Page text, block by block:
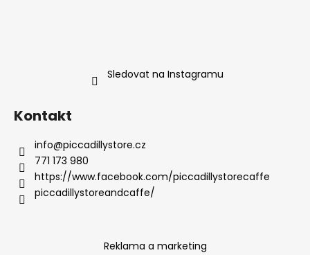
Sledovat na Instagramu
Kontakt
info@piccadillystore.cz
771 173 980
https://www.facebook.com/piccadillystorecaffe
piccadillystoreandcaffe/
Reklama a marketing